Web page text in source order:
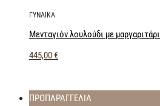
ΓΥΝΑΙΚΑ
Μενταγιόν λουλούδι με μαργαριτάρι
445,00€
ΠΡΟΠΑΡΑΓΓΕΛΙΑ